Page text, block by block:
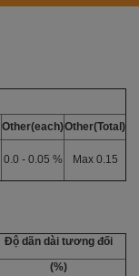
Other(each)Other(Total)
0.0 - 0.05 % Max 0.15
Độ dãn dài tương đối
(%)